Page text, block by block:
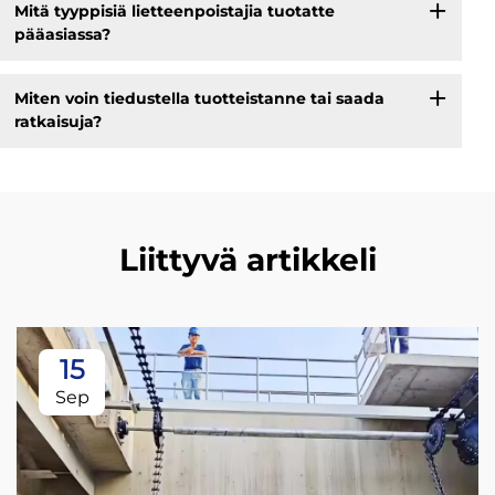
Mitä tyyppisiä lietteenpoistajia tuotatte
pääasiassa?
Miten voin tiedustella tuotteistanne tai saada
ratkaisuja?
Liittyvä artikkeli
15
Sep